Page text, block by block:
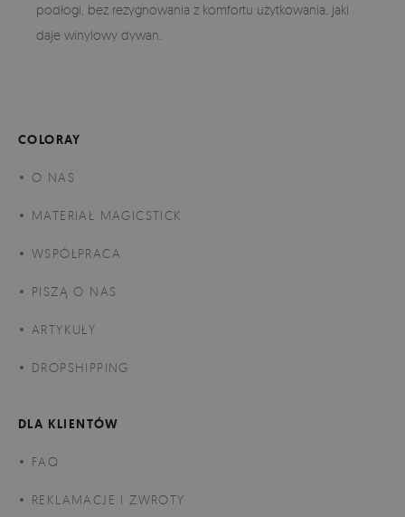
podłogi, bez rezygnowania z komfortu użytkowania, jaki
daje winylowy dywan.
COLORAY
O NAS
MATERIAŁ MAGICSTICK
WSPÓŁPRACA
PISZĄ O NAS
ARTYKUŁY
DROPSHIPPING
DLA KLIENTÓW
FAQ
REKLAMACJE I ZWROTY